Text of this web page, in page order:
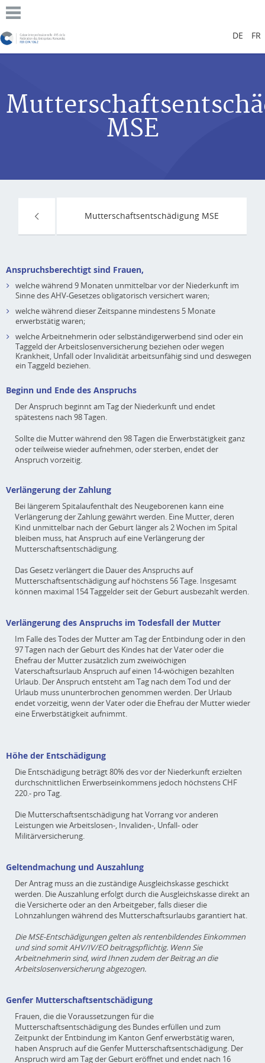
DE FR
MSE
Mutterschaftsentschädigung MSE
Anspruchsberechtigt sind Frauen,
welche während 9 Monaten unmittelbar vor der Niederkunft im
Sinne des AHV-Gesetzes obligatorisch versichert waren;
welche während dieser Zeitspanne mindestens 5 Monate
erwerbstätig waren;
welche Arbeitnehmerin oder selbständigerwerbend sind oder ein
Taggeld der Arbeitslosenversicherung beziehen oder wegen
Krankheit, Unfall oder Invalidität arbeitsunfähig sind und deswegen
ein Taggeld beziehen.
Beginn und Ende des Anspruchs
Der Anspruch beginnt am Tag der Niederkunft und endet
spätestens nach 98 Tagen.
Sollte die Mutter während den 98 Tagen die Erwerbstätigkeit ganz
oder teilweise wieder aufnehmen, oder sterben, endet der
Anspruch vorzeitig.
Verlängerung der Zahlung
Bei längerem Spitalaufenthalt des Neugeborenen kann eine
Verlängerung der Zahlung gewährt werden. Eine Mutter, deren
Kind unmittelbar nach der Geburt länger als 2 Wochen im Spital
bleiben muss, hat Anspruch auf eine Verlängerung der
Mutterschaftsentschädigung.
Das Gesetz verlängert die Dauer des Anspruchs auf
Mutterschaftsentschädigung auf höchstens 56 Tage. Insgesamt
können maximal 154 Taggelder seit der Geburt ausbezahlt werden.
Verlängerung des Anspruchs im Todesfall der Mutter
Im Falle des Todes der Mutter am Tag der Entbindung oder in den
97 Tagen nach der Geburt des Kindes hat der Vater oder die
Ehefrau der Mutter zusätzlich zum zweiwöchigen
Vaterschaftsurlaub Anspruch auf einen 14-wöchigen bezahlten
Urlaub. Der Anspruch entsteht am Tag nach dem Tod und der
Urlaub muss ununterbrochen genommen werden. Der Urlaub
endet vorzeitig, wenn der Vater oder die Ehefrau der Mutter wieder
eine Erwerbstätigkeit aufnimmt.
Höhe der Entschädigung
Die Entschädigung beträgt 80% des vor der Niederkunft erzielten
durchschnittlichen Erwerbseinkommens jedoch höchstens CHF
220.- pro Tag.
Die Mutterschaftsentschädigung hat Vorrang vor anderen
Leistungen wie Arbeitslosen-, Invaliden-, Unfall- oder
Militärversicherung.
Geltendmachung und Auszahlung
Der Antrag muss an die zuständige Ausgleichskasse geschickt
werden. Die Auszahlung erfolgt durch die Ausgleichskasse direkt an
die Versicherte oder an den Arbeitgeber, falls dieser die
Lohnzahlungen während des Mutterschaftsurlaubs garantiert hat.
Die MSE-Entschädigungen gelten als rentenbildendes Einkommen
und sind somit AHV/IV/EO beitragspflichtig. Wenn Sie
Arbeitnehmerin sind, wird Ihnen zudem der Beitrag an die
Arbeitslosenversicherung abgezogen.
Genfer Mutterschaftsentschädigung
Frauen, die die Voraussetzungen für die
Mutterschaftsentschädigung des Bundes erfüllen und zum
Zeitpunkt der Entbindung im Kanton Genf erwerbstätig waren,
haben Anspruch auf die Genfer Mutterschaftsentschädigung. Der
Anspruch wird am Tag der Geburt eröffnet und endet nach 16